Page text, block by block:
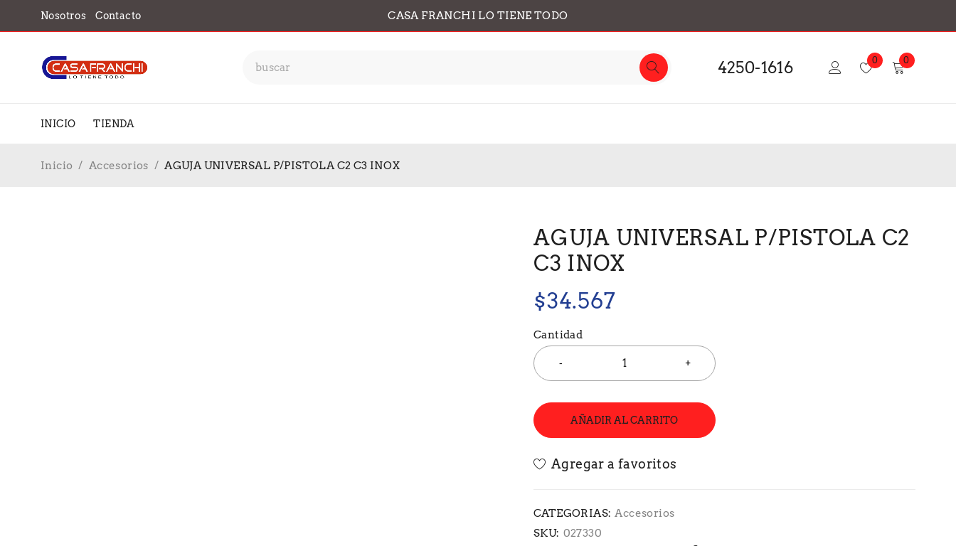
Nosotros Contacto CASA FRANCHI LO TIENE TODO
4250-1616 0 0
INICIO TIENDA
Inicio / Accesorios / AGUJA UNIVERSAL P/PISTOLA C2 C3 INOX
AGUJA UNIVERSAL P/PISTOLA C2
C3 INOX
$34.567
Cantidad
AÑADIR AL CARRITO
CATEGORIAS: Accesorios
SKU: 027330